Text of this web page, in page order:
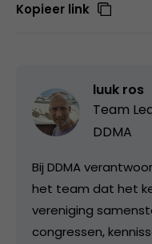
Kopieer link
luuk ros
Team
DDMA
Bij DDMA
het team dat het
vereniging
congressen,